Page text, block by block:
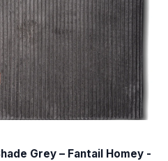
Grey – Fantail Homey -